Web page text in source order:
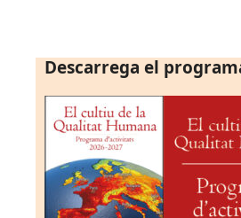
Descarrega el